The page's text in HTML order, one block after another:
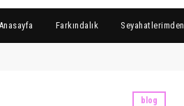
Anasayfa Farkındalık Seyahatlerimden
blog